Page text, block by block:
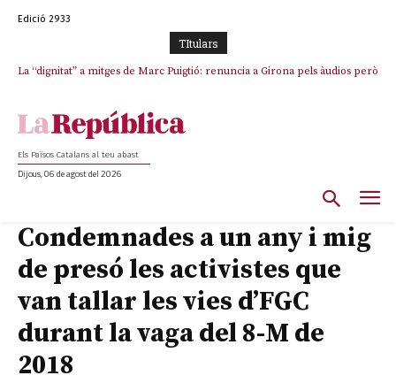
Edició 2933
TItulars
La “dignitat” a mitges de Marc Puigtió: renuncia a Girona pels àudios però
Junts exigeix que Catalunya quedi “fora” del repartiment dels menors
Els Països Catalans al teu abast
Dijous, 06 de agost del 2026
Condemnades a un any i mig
de presó les activistes que
van tallar les vies d’FGC
durant la vaga del 8-M de
2018